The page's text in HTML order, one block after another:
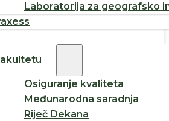
Laboratorija za geografsko
Osiguranje kvaliteta
Međunarodna saradnja
Riječ Dekana